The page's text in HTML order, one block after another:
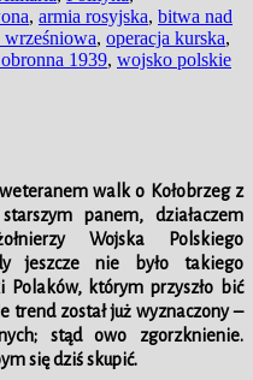
, armia rosyjska, bitwa nad
wrześniowa, operacja kurska,
1939, wojsko polskie
walk o Kołobrzeg z
panem, działaczem
Wojska Polskiego
jeszcze nie było takiego
Polaków, którym przyszło bić
trend został już wyznaczony –
stąd owo zgorzknienie.
się dziś skupić.